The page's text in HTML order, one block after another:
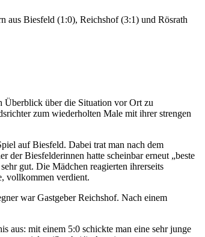
aus Biesfeld (1:0), Reichshof (3:1) und Rösrath
Überblick über die Situation vor Ort zu
zum wiederholten Male mit ihrer strengen
auf Biesfeld. Dabei trat man nach dem
der Biesfelderinnen hatte scheinbar erneut „beste
gut. Die Mädchen reagierten ihrerseits
vollkommen verdient.
war Gastgeber Reichshof. Nach einem
aus: mit einem 5:0 schickte man eine sehr junge